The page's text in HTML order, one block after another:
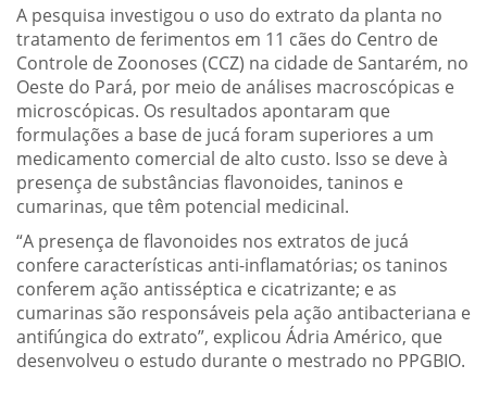
A pesquisa investigou o uso do extrato da planta no
tratamento de ferimentos em 11 cães do Centro de
Controle de Zoonoses (CCZ) na cidade de Santarém, no
Oeste do Pará, por meio de análises macroscópicas e
microscópicas. Os resultados apontaram que
formulações a base de jucá foram superiores a um
medicamento comercial de alto custo. Isso se deve à
presença de substâncias flavonoides, taninos e
cumarinas, que têm potencial medicinal.
“A presença de flavonoides nos extratos de jucá
confere características anti-inflamatórias; os taninos
conferem ação antisséptica e cicatrizante; e as
cumarinas são responsáveis pela ação antibacteriana e
antifúngica do extrato”, explicou Ádria Américo, que
desenvolveu o estudo durante o mestrado no PPGBIO.